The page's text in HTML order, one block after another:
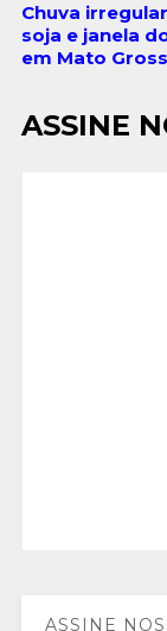
Chuva
soja e janela
em Mato
ASSINE
ASSINE